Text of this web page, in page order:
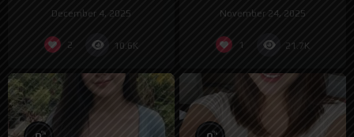
December 4, 2025
2 10.6K
November 24, 2025
1 21.7K
% %